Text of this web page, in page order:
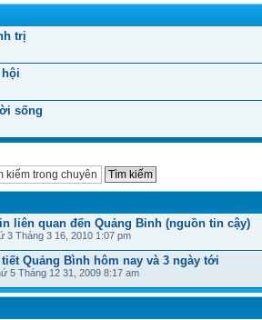
trị
hội
sống
liên quan đến Quảng Binh (nguồn tin cậy)
3 Tháng 3 16, 2010 1:07 pm
Quảng Bình hôm nay và 3 ngày tới
5 Tháng 12 31, 2009 8:17 am